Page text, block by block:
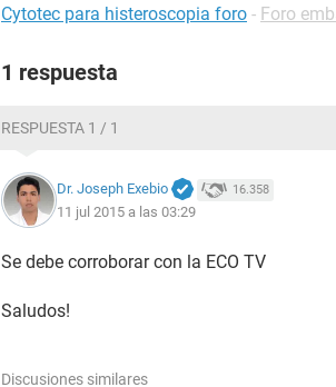
Cytotec para histeroscopia foro - Foro
1 respuesta
RESPUESTA 1 / 1
Dr. Joseph Exebio 16.358
11 jul 2015 a las 03:29
Se debe corroborar con la ECO TV
Saludos!
Discusiones similares